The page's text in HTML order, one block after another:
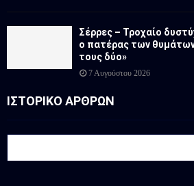
Σέρρες – Τροχαίο
ο πατέρας των
τους δύο»
7 Αυγούστου 2026
ΙΣΤΟΡΙΚΟ ΑΡΘΡΩΝ